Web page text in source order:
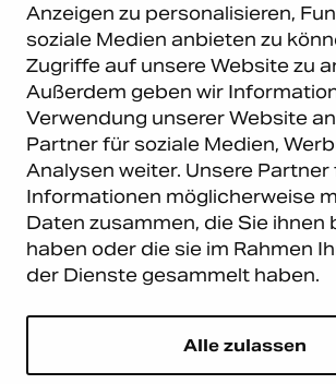
Anzeigen zu personalisieren,
soziale Medien anbieten zu
Zugriffe auf unsere Website zu
Außerdem geben wir
Verwendung unserer Website
Partner für soziale Medien,
Analysen weiter. Unsere
Informationen möglicherweise
Daten zusammen, die Sie ihnen
haben oder die sie im Rahmen
der Dienste gesammelt haben.
Alle zulassen
© Copyright
GmbH. Alle
Datenschutz|
Carema Warehouse
Carema Hardware BV
Bohemenstraat 9
8028 SB Zwolle
Niederlande
Newsletter abonnieren